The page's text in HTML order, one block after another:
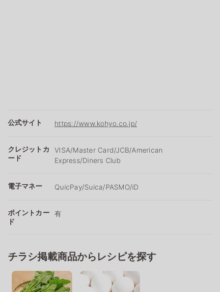
公式サイト https://www.kohyo.co.jp/
クレジットカ
ード
VISA/Master Card/JCB/American
Express/Diners Club
電子マネー QuicPay/Suica/PASMO/iD
ポイントカー
ド
有
チラシ掲載商品からレシピを探す